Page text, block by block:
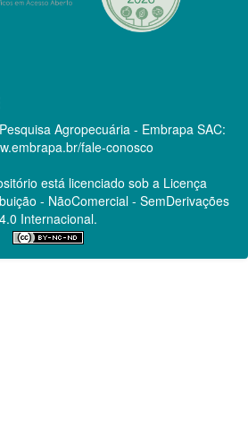
Agropecuária - Embrapa SAC:
fale-conosco
está licenciado sob a Licença
- NãoComercial - SemDerivações
4.0 Internacional.